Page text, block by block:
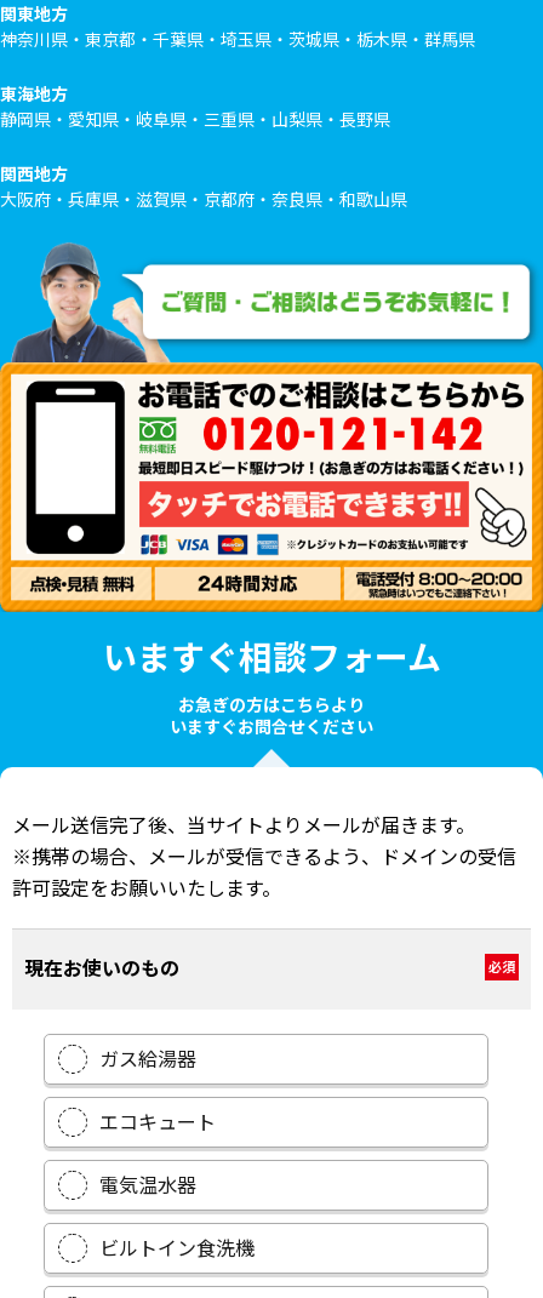
関東地方
神奈川県・東京都・千葉県・埼玉県・茨城県・栃木県・群馬県
東海地方
静岡県・愛知県・岐阜県・三重県・山梨県・長野県
関西地方
大阪府・兵庫県・滋賀県・京都府・奈良県・和歌山県
いますぐ相談フォーム
お急ぎの方はこちらより
いますぐお問合せください
メール送信完了後、当サイトよりメールが届きます。
※携帯の場合、メールが受信できるよう、ドメインの受信
許可設定をお願いいたします。
現在お使いのもの 必須
ガス給湯器
エコキュート
電気温水器
ビルトイン食洗機